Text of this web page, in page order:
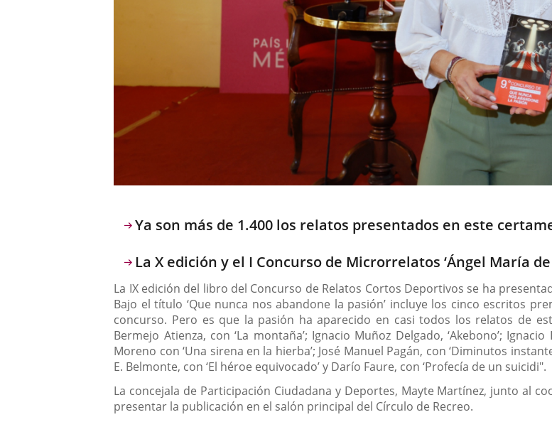
Descripción
Ya son más de 1.400 los relatos presentados en este
La X edición y el I Concurso de Microrrelatos ‘Ángel María
La IX edición del libro del Concurso de Relatos Cortos Deportivos se ha
Bajo el título ‘Que nunca nos abandone la pasión’ incluye los cinco escritos
concurso. Pero es que la pasión ha aparecido en casi todos los relatos de
Bermejo Atienza, con ‘La montaña’; Ignacio Muñoz Delgado, ‘Akebono’;
Moreno con ‘Una sirena en la hierba’; José Manuel Pagán, con ‘Diminutos
E. Belmonte, con ‘El héroe equivocado’ y Darío Faure, con ‘Profecía de un suicidi".
La concejala de Participación Ciudadana y Deportes, Mayte Martínez, junto al
presentar la publicación en el salón principal del Círculo de Recreo.